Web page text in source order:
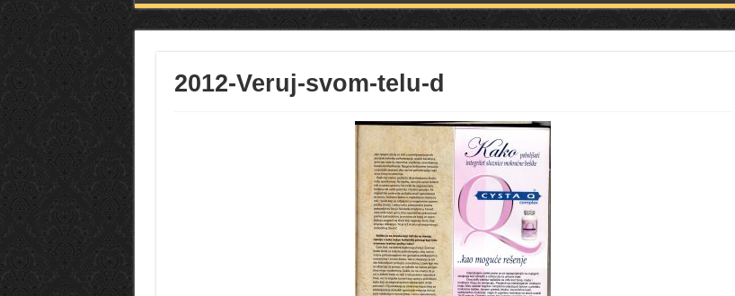
2012-Veruj-svom-telu-d